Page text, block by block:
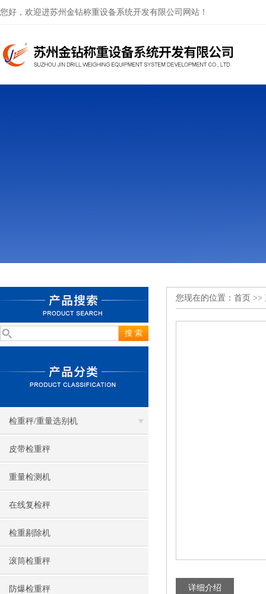
您好，欢迎进苏州金钻称重设备系统开发有限公司网站！
检重秤/重量选别机
皮带检重秤
重量检测机
在线复检秤
检重剔除机
滚筒检重秤
防爆检重秤
您现在的位置： 首页 >>
详细介绍